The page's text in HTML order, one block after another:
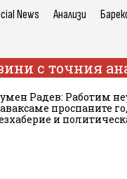
News Анализи
с точния
Радев: Работим
проспаните
и